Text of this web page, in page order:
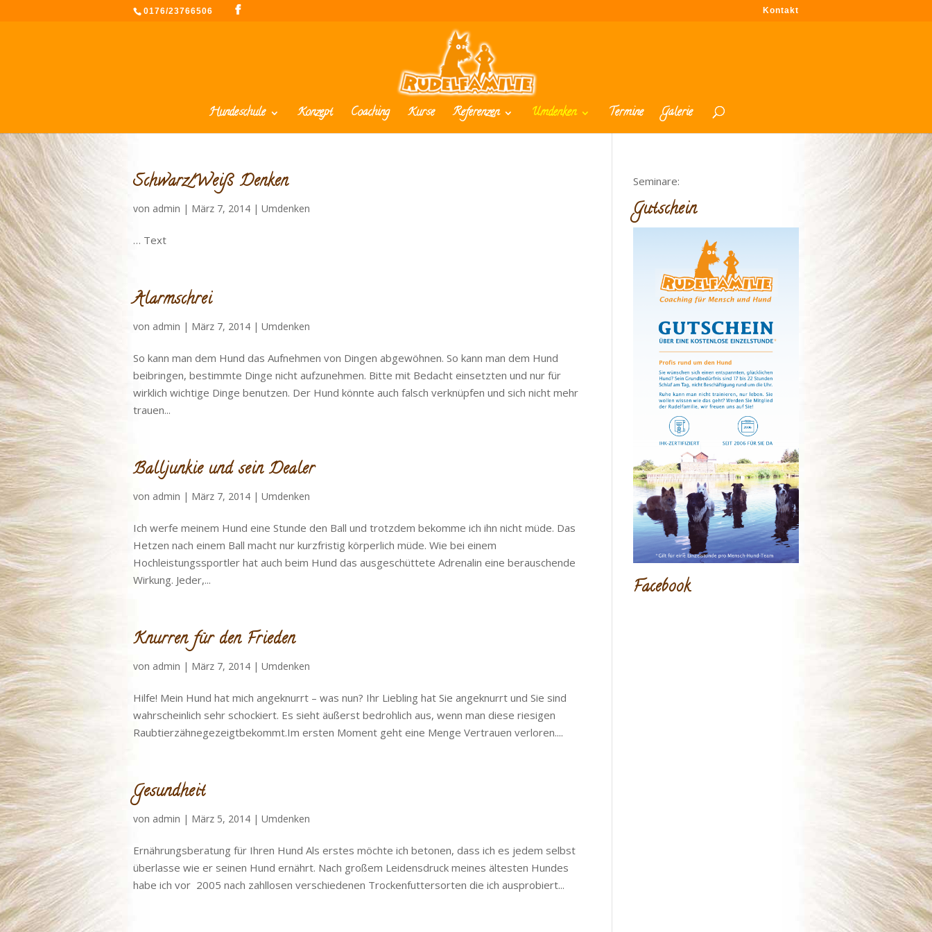
0176/23766506 Kontakt
Hundeschule Konzept Coaching Kurse Referenzen Umdenken Termine Galerie
Schwarz/Weiß Denken
von admin | März 7, 2014 | Umdenken
… Text
Alarmschrei
von admin | März 7, 2014 | Umdenken
So kann man dem Hund das Aufnehmen von Dingen abgewöhnen. So kann man dem Hund
beibringen, bestimmte Dinge nicht aufzunehmen. Bitte mit Bedacht einsetzten und nur für
wirklich wichtige Dinge benutzen. Der Hund könnte auch falsch verknüpfen und sich nicht mehr
trauen...
Balljunkie und sein Dealer
von admin | März 7, 2014 | Umdenken
Ich werfe meinem Hund eine Stunde den Ball und trotzdem bekomme ich ihn nicht müde. Das
Hetzen nach einem Ball macht nur kurzfristig körperlich müde. Wie bei einem
Hochleistungssportler hat auch beim Hund das ausgeschüttete Adrenalin eine berauschende
Wirkung. Jeder,...
Knurren für den Frieden
von admin | März 7, 2014 | Umdenken
Hilfe! Mein Hund hat mich angeknurrt – was nun? Ihr Liebling hat Sie angeknurrt und Sie sind
wahrscheinlich sehr schockiert. Es sieht äußerst bedrohlich aus, wenn man diese riesigen
Raubtierzähnegezeigtbekommt.Im ersten Moment geht eine Menge Vertrauen verloren....
Gesundheit
von admin | März 5, 2014 | Umdenken
Ernährungsberatung für Ihren Hund Als erstes möchte ich betonen, dass ich es jedem selbst
überlasse wie er seinen Hund ernährt. Nach großem Leidensdruck meines ältesten Hundes
habe ich vor 2005 nach zahllosen verschiedenen Trockenfuttersorten die ich ausprobiert...
Seminare:
Gutschein
Facebook